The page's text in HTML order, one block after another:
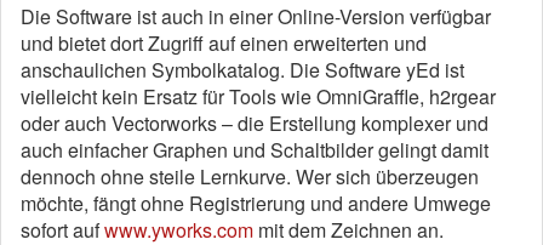
Die Software ist auch in einer Online-Version verfügbar
und bietet dort Zugriff auf einen erweiterten und
anschaulichen Symbolkatalog. Die Software yEd ist
vielleicht kein Ersatz für Tools wie OmniGraffle, h2rgear
oder auch Vectorworks – die Erstellung komplexer und
auch einfacher Graphen und Schaltbilder gelingt damit
dennoch ohne steile Lernkurve. Wer sich überzeugen
möchte, fängt ohne Registrierung und andere Umwege
sofort aufwww.yworks.com mit dem Zeichnen an.